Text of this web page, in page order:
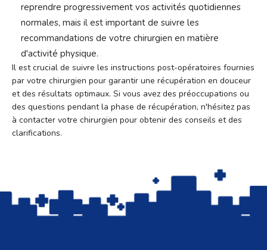
reprendre progressivement vos activités quotidiennes
normales, mais il est important de suivre les
recommandations de votre chirurgien en matière
d'activité physique.
Il est crucial de suivre les instructions post-opératoires fournies
par votre chirurgien pour garantir une récupération en douceur
et des résultats optimaux. Si vous avez des préoccupations ou
des questions pendant la phase de récupération, n'hésitez pas
à contacter votre chirurgien pour obtenir des conseils et des
clarifications.